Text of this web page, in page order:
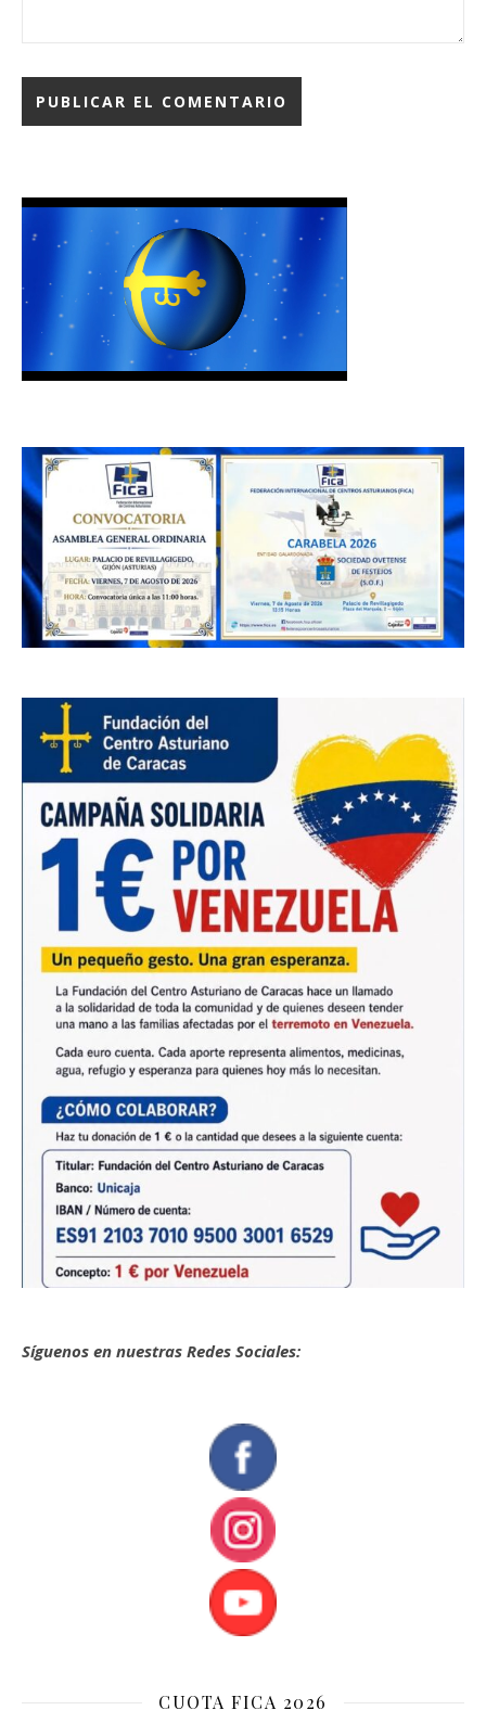
Síguenos en nuestras Redes Sociales:
CUOTA FICA 2026